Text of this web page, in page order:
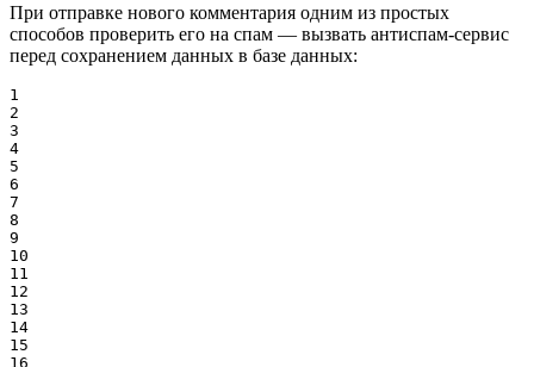
При отправке нового комментария одним из простых
способов проверить его на спам — вызвать антиспам-сервис
перед сохранением данных в базе данных:
1
2
3
4
5
6
7
8
9
10
11
12
13
14
15
16